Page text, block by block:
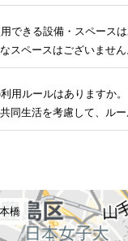
できる設備・スペースは
スペースはございません
用ルールはありますか。
同生活を考慮して、ルー
橋